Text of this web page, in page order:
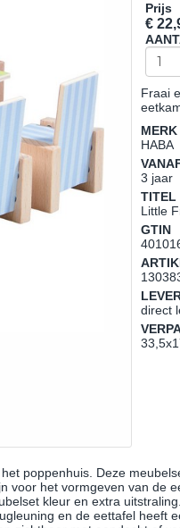
Prijs
€
Fraai
MERK
HABA
3 jaar
TITEL
Little
GTIN
direct
poppenhuis. Deze
voor het vormgeven van de
kleur en extra
en de eettafel heeft